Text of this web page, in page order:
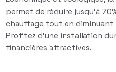
permet de réduire jusqu'à
chauffage tout en
Profitez d'une installation
financières attractives.